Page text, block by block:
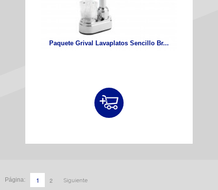
Paquete Grival Lavaplatos Sencillo Br...
Página: 1 2 Siguiente